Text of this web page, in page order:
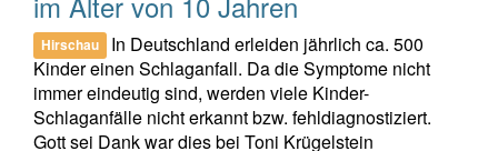
Hirschau
In Deutschland erleiden jährlich ca. 500
Kinder einen Schlaganfall. Da die Symptome nicht
immer eindeutig sind, werden viele Kinder-
Schlaganfälle nicht erkannt bzw. fehldiagnostiziert.
Gott sei Dank war dies bei Toni Krügelstein